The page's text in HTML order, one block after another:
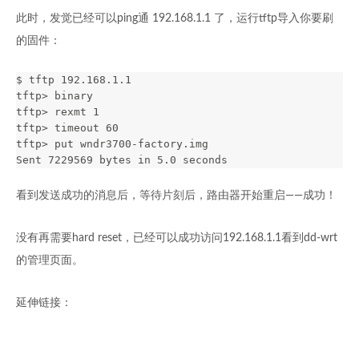
此时，发觉已经可以ping通 192.168.1.1 了，运行tftp导入你要刷
的固件：
$ tftp 192.168.1.1
tftp> binary
tftp> rexmt 1
tftp> timeout 60
tftp> put wndr3700-factory.img
看到发送成功的消息后，等待片刻后，路由器开始重启——成功！
没有再需要hard reset，已经可以成功访问192.168.1.1看到dd-wrt
的管理页面。
延伸链接：